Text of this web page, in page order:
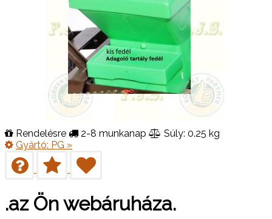
Rendelésre 2-8 munkanap
Súly: 0.25 kg
Gyártó: PG »
.az Ön webáruháza.